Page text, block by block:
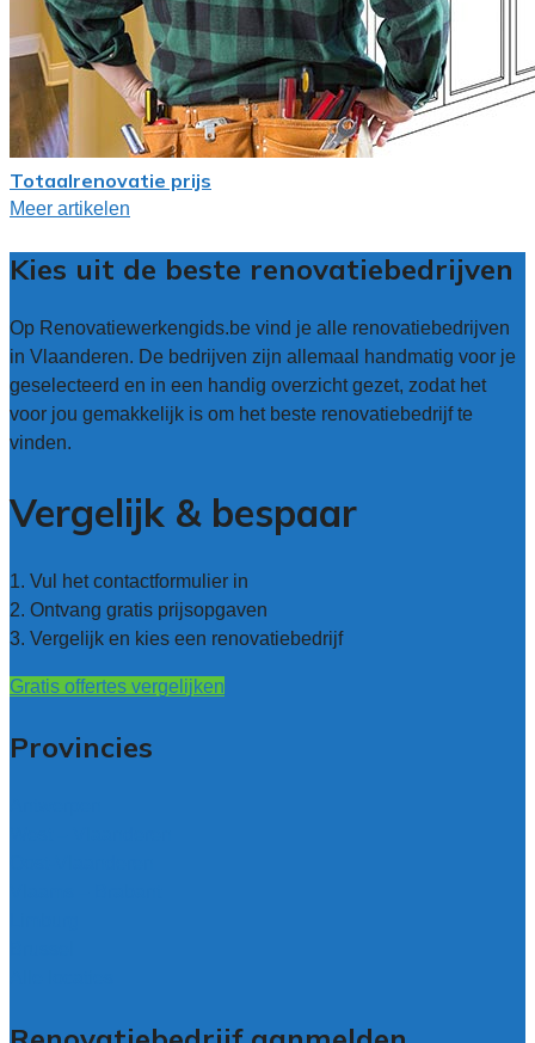
Totaalrenovatie prijs
Meer artikelen
Kies uit de beste renovatiebedrijven
Op Renovatiewerkengids.be vind je alle renovatiebedrijven
in Vlaanderen. De bedrijven zijn allemaal handmatig voor je
geselecteerd en in een handig overzicht gezet, zodat het
voor jou gemakkelijk is om het beste renovatiebedrijf te
vinden.
Vergelijk & bespaar
1. Vul het contactformulier in
2. Ontvang gratis prijsopgaven
3. Vergelijk en kies een renovatiebedrijf
Gratis offertes vergelijken
Provincies